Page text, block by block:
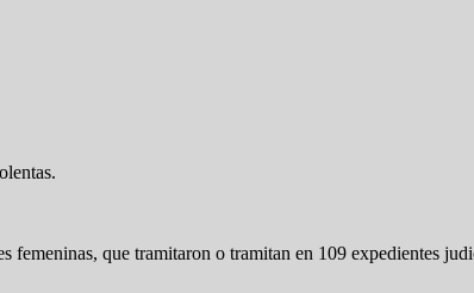
que tramitaron o tramitan en 109 expedientes